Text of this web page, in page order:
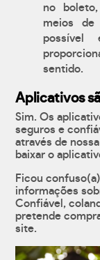
no
meios de
possível
sentido.
Aplicativos
Sim. Os
seguros e
através de
baixar o
Ficou
informações
Confiável,
pretende
site.